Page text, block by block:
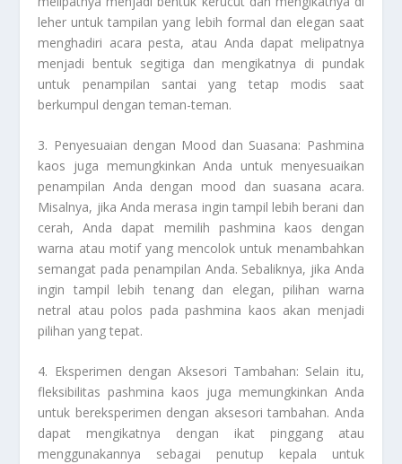
leher untuk tampilan yang lebih formal dan elegan saat
menghadiri acara pesta, atau Anda dapat melipatnya
menjadi bentuk segitiga dan mengikatnya di pundak
untuk penampilan santai yang tetap modis saat
berkumpul dengan teman-teman.
3. Penyesuaian dengan Mood dan Suasana: Pashmina
kaos juga memungkinkan Anda untuk menyesuaikan
penampilan Anda dengan mood dan suasana acara.
Misalnya, jika Anda merasa ingin tampil lebih berani dan
cerah, Anda dapat memilih pashmina kaos dengan
warna atau motif yang mencolok untuk menambahkan
semangat pada penampilan Anda. Sebaliknya, jika Anda
ingin tampil lebih tenang dan elegan, pilihan warna
netral atau polos pada pashmina kaos akan menjadi
pilihan yang tepat.
4. Eksperimen dengan Aksesori Tambahan: Selain itu,
fleksibilitas pashmina kaos juga memungkinkan Anda
untuk bereksperimen dengan aksesori tambahan. Anda
dapat mengikatnya dengan ikat pinggang atau
menggunakannya sebagai penutup kepala untuk